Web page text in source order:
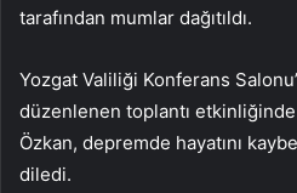
tarafından mumlar dağıtıldı.
Yozgat Valiliği Konferans
düzenlenen toplantı
Özkan, depremde hayatını
diledi.